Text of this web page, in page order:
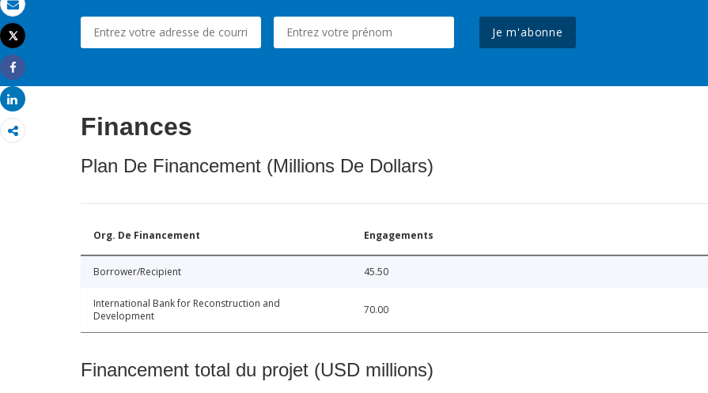
Email
Imprimer
Tweet
Share
Share
Je m'abonne
Finances
Plan De Financement (Millions De Dollars)
Org. De Financement Engagements
Borrower/Recipient 45.50
International Bank for Reconstruction and
Development
70.00
Financement total du projet (USD millions)